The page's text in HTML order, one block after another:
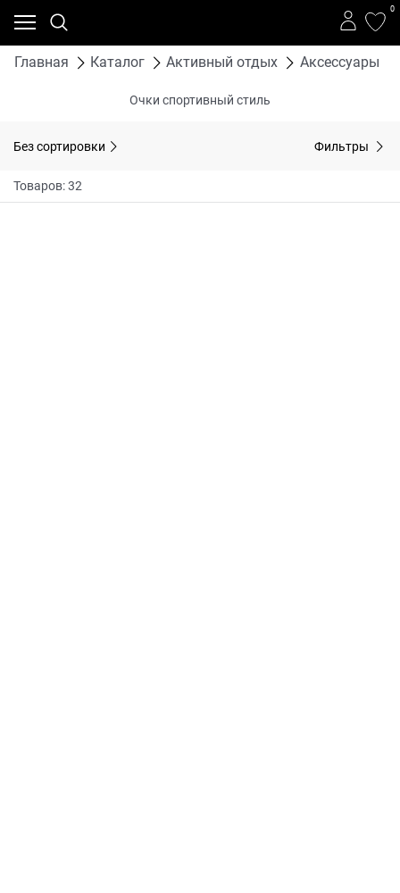
0
Главная Каталог Активный отдых Аксессуары
Очки спортивный стиль
Без сортировки Фильтры
Товаров: 32